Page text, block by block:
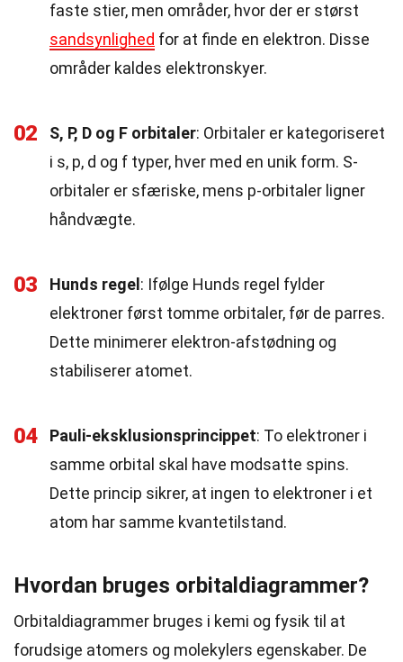
faste stier, men områder, hvor der er størst
sandsynlighed for at finde en elektron. Disse
områder kaldes elektronskyer.
02 S, P, D og F orbitaler: Orbitaler er kategoriseret
i s, p, d og f typer, hver med en unik form. S-
orbitaler er sfæriske, mens p-orbitaler ligner
håndvægte.
03 Hunds regel : Ifølge Hunds regel fylder
elektroner først tomme orbitaler, før de parres.
Dette minimerer elektron-afstødning og
stabiliserer atomet.
04 Pauli-eksklusionsprincippet: To elektroner i
samme orbital skal have modsatte spins.
Dette princip sikrer, at ingen to elektroner i et
atom har samme kvantetilstand.
Hvordan bruges orbitaldiagrammer?
Orbitaldiagrammer bruges i kemi og fysik til at
forudsige atomers og molekylers egenskaber. De